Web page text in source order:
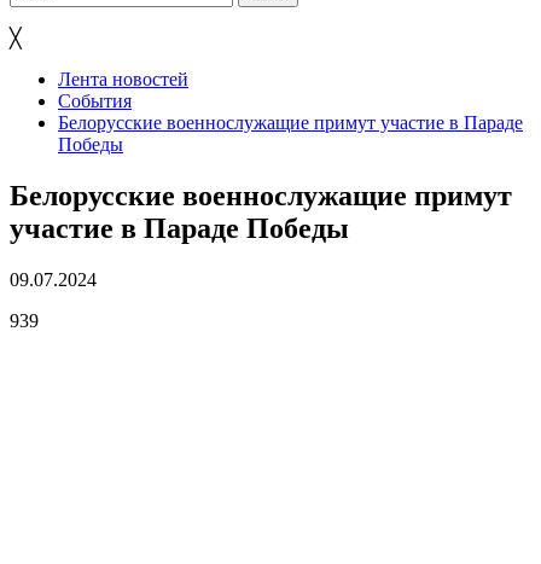
╳
Лента новостей
События
Белорусские военнослужащие примут участие в Параде
Победы
Белорусские военнослужащие примут
участие в Параде Победы
09.07.2024
939